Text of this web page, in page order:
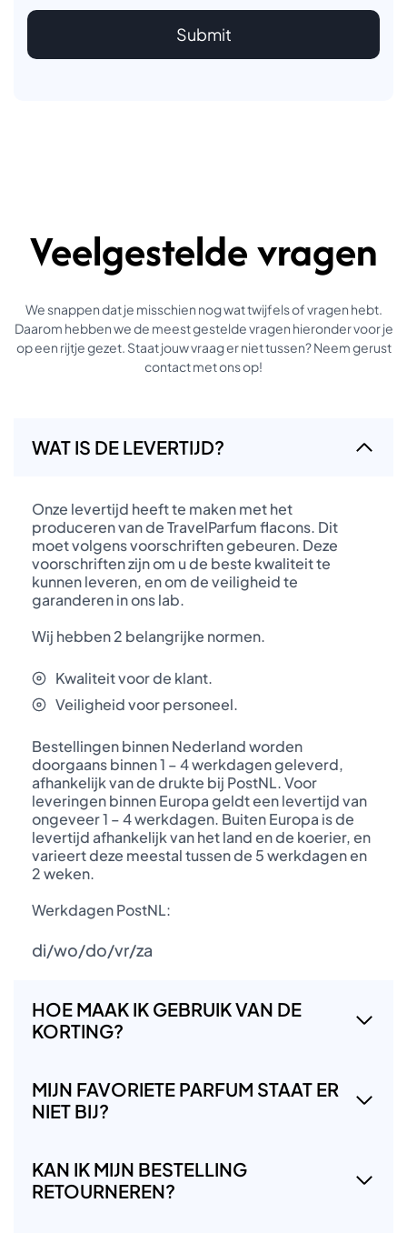
Veelgestelde vragen
We snappen dat je misschien nog wat twijfels of vragen hebt.
Daarom hebben we de meest gestelde vragen hieronder voor je
op een rijtje gezet. Staat jouw vraag er niet tussen? Neem gerust
contact met ons op!
WAT IS DE LEVERTIJD?
Onze levertijd heeft te maken met het
produceren van de TravelParfum flacons. Dit
moet volgens voorschriften gebeuren. Deze
voorschriften zijn om u de beste kwaliteit te
kunnen leveren, en om de veiligheid te
garanderen in ons lab.
Wij hebben 2 belangrijke normen.
Kwaliteit voor de klant.
Veiligheid voor personeel.
Bestellingen binnen Nederland worden
doorgaans binnen 1 – 4 werkdagen geleverd,
afhankelijk van de drukte bij PostNL. Voor
leveringen binnen Europa geldt een levertijd van
ongeveer 1 – 4 werkdagen. Buiten Europa is de
levertijd afhankelijk van het land en de koerier, en
varieert deze meestal tussen de 5 werkdagen en
2 weken.
Werkdagen PostNL:
di/wo/do/vr/za
HOE MAAK IK GEBRUIK VAN DE
KORTING?
MIJN FAVORIETE PARFUM STAAT ER
NIET BIJ?
KAN IK MIJN BESTELLING
RETOURNEREN?